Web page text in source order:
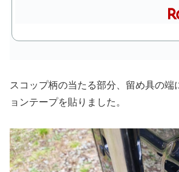
スコップ柄の当たる部分、留め具の端
ョンテープを貼りました。